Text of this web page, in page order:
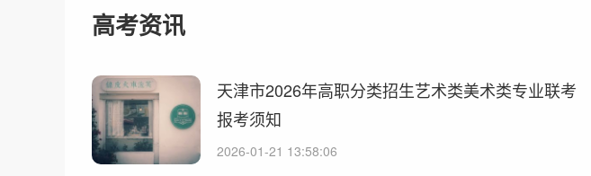
高考资讯
天津市2026年高职分类招生艺术类美术类专业联考
报考须知
2026-01-21 13:58:06